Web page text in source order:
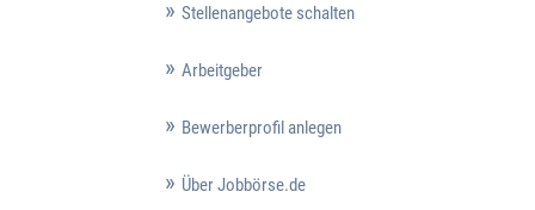
Stellenangebote schalten
Arbeitgeber
Bewerberprofil anlegen
Über Jobbörse.de